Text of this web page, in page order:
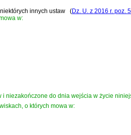
innych ustaw (Dz. U. z 2016 r. poz.
w:
do dnia wejścia w życie
o których mowa w: